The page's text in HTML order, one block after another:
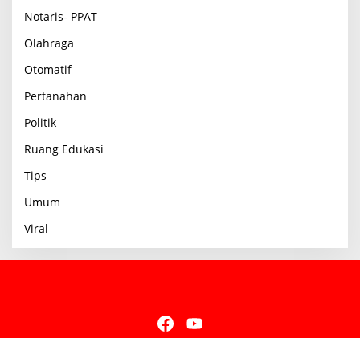
Notaris- PPAT
Olahraga
Otomatif
Pertanahan
Politik
Ruang Edukasi
Tips
Umum
Viral